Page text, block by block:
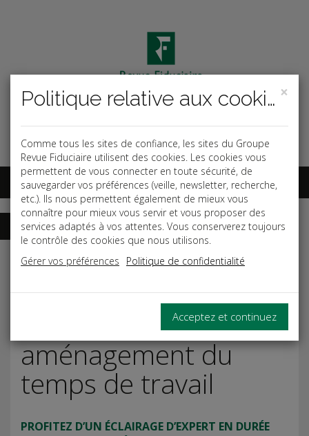
Code ouvrage OK
Espace abonnés
Accueil
Guides
aménagement du
temps de travail
PROFITEZ D’UN ÉCLAIRAGE D’EXPERT EN DURÉE
×
Politique relative aux cookies
Comme tous les sites de confiance, les sites du Groupe
Revue Fiduciaire utilisent des cookies. Les cookies vous
permettent de vous connecter en toute sécurité, de
sauvegarder vos préférences (veille, newsletter, recherche,
etc.). Ils nous permettent également de mieux vous
connaître pour mieux vous servir et vous proposer des
services adaptés à vos attentes. Vous conserverez toujours
le contrôle des cookies que nous utilisons.
Gérer vos préférences
Politique de confidentialité
Acceptez et continuez